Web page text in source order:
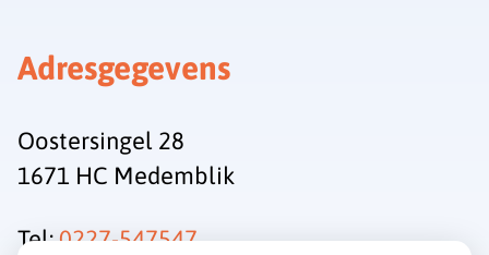
Adresgegevens
Oostersingel 28
1671 HC Medemblik
Tel:0227-547547